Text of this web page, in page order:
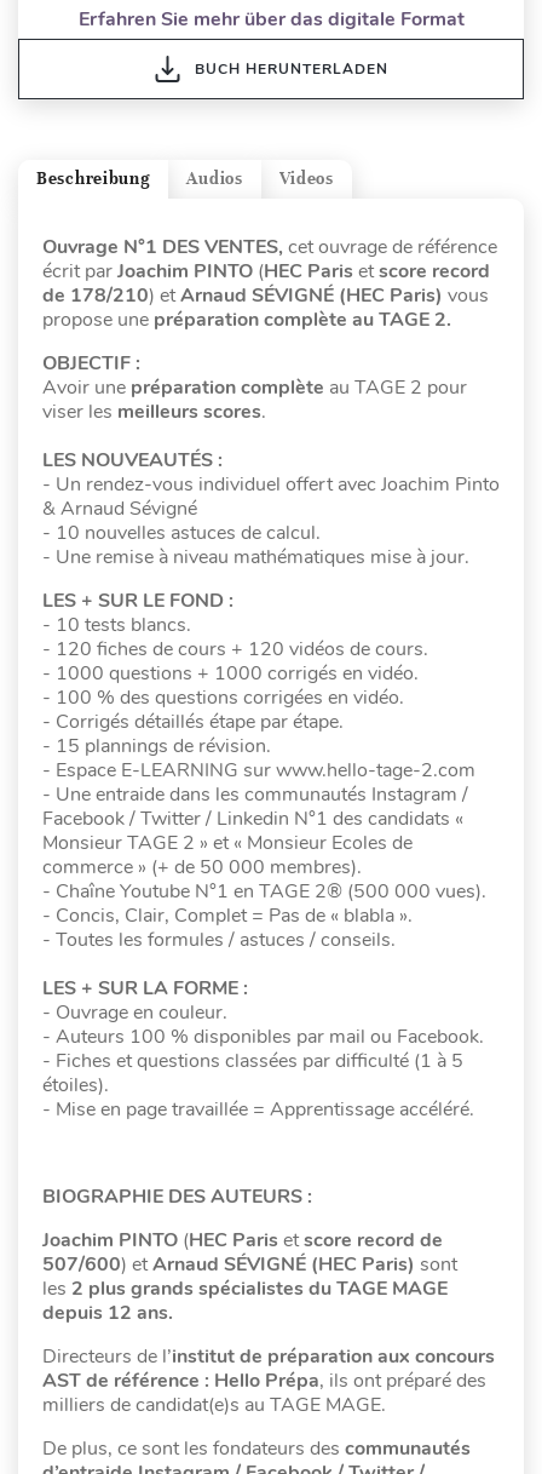
Erfahren Sie mehr über das digitale Format
BUCH HERUNTERLADEN
Videos
Audios
Beschreibung
Ouvrage N°1 DES VENTES, cet ouvrage de référence
écrit parJoachim PINTO (HEC Paris etscore record
de 178/210) etArnaud SÉVIGNÉ (HEC Paris) vous
propose une préparation complète au TAGE 2.
OBJECTIF :
Avoir une préparation complète au TAGE 2 pour
viser les meilleurs scores.
LES NOUVEAUTÉS :
- Un rendez-vous individuel offert avec Joachim Pinto
& Arnaud Sévigné
- 10 nouvelles astuces de calcul.
- Une remise à niveau mathématiques mise à jour.
LES + SUR LE FOND :
- 10 tests blancs.
- 120 fiches de cours + 120 vidéos de cours.
- 1000 questions + 1000 corrigés en vidéo.
- 100 % des questions corrigées en vidéo.
- Corrigés détaillés étape par étape.
- 15 plannings de révision.
- Espace E-LEARNING sur www.hello-tage-2.com
- Une entraide dans les communautés Instagram /
Facebook / Twitter / Linkedin N°1 des candidats «
Monsieur TAGE 2 » et « Monsieur Ecoles de
commerce » (+ de 50 000 membres).
- Chaîne Youtube N°1 en TAGE 2® (500 000 vues).
- Concis, Clair, Complet = Pas de « blabla ».
- Toutes les formules / astuces / conseils.
LES + SUR LA FORME :
- Ouvrage en couleur.
- Auteurs 100 % disponibles par mail ou Facebook.
- Fiches et questions classées par difficulté (1 à 5
étoiles).
- Mise en page travaillée = Apprentissage accéléré.
BIOGRAPHIE DES AUTEURS :
Joachim PINTO (HEC Paris etscore record de
507/600) etArnaud SÉVIGNÉ (HEC Paris) sont
les 2 plus grands spécialistes du TAGE MAGE
depuis 12 ans.
Directeurs de l’institut de préparation aux concours
AST de référence : Hello Prépa, ils ont préparé des
milliers de candidat(e)s au TAGE MAGE.
De plus, ce sont les fondateurs des communautés